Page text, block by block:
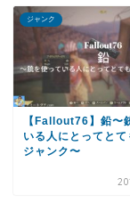
ジャンク
【Fallout76】鉛〜
いる人にとってとて
ジャンク〜